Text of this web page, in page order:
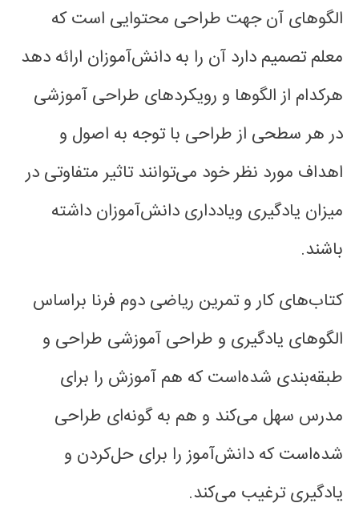
الگوهای آن جهت طراحی محتوایی است که
معلم تصمیم دارد آن را به دانش‌آموزان ارائه دهد
هرکدام از الگوها و رویکردهای طراحی آموزشی
در هر سطحی از طراحی با توجه به اصول و
اهداف مورد نظر خود می‌توانند تاثیر متفاوتی در
میزان یادگیری ویادداری دانش‌آموزان داشته
باشند.
کتاب‌های کار و تمرین ریاضی دوم فرنا براساس
الگوهای یادگیری و طراحی آموزشی طراحی و
طبقه‌بندی شده‌است که هم آموزش را برای
مدرس سهل می‌کند و هم به گونه‌ای طراحی
شده‌است که دانش‌آموز را برای حل‌کردن و
یادگیری ترغیب می‌کند.